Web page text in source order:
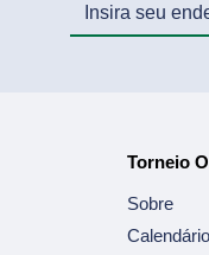
Torneio
Sobre
Calendário